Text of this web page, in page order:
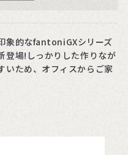
象的なfantoniGXシリーズ
登場!しっかりした作りなが
いため、オフィスからご家